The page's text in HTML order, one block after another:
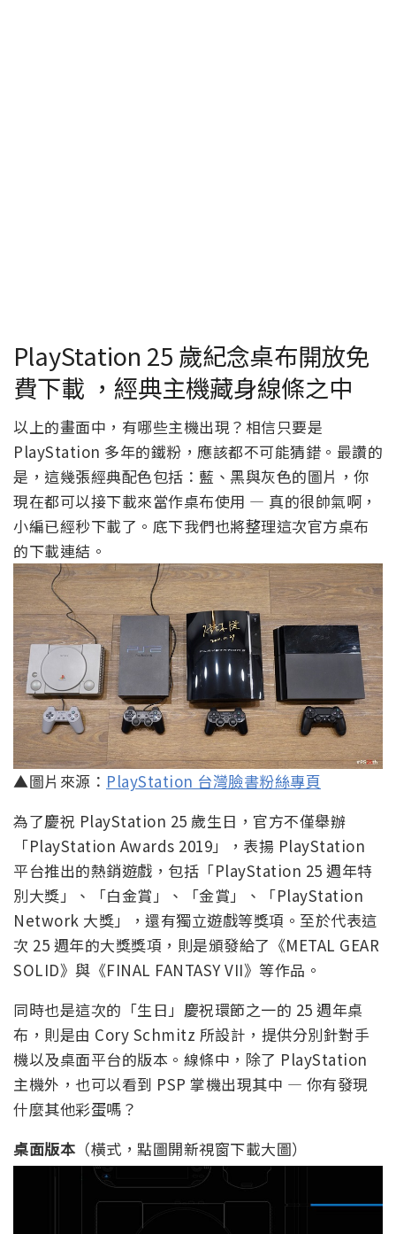
PlayStation 25 歲紀念桌布開放免
費下載 ，經典主機藏身線條之中
以上的畫面中，有哪些主機出現？相信只要是
PlayStation 多年的鐵粉，應該都不可能猜錯。最讚的
是，這幾張經典配色包括：藍、黑與灰色的圖片，你
現在都可以接下載來當作桌布使用 — 真的很帥氣啊，
小編已經秒下載了。底下我們也將整理這次官方桌布
的下載連結。
▲圖片來源： PlayStation 台灣臉書粉絲專頁
為了慶祝 PlayStation 25 歲生日，官方不僅舉辦
「PlayStation Awards 2019」，表揚 PlayStation
平台推出的熱銷遊戲，包括「PlayStation 25 週年特
別大獎」、「白金賞」、「金賞」、「PlayStation
Network 大獎」，還有獨立遊戲等獎項。至於代表這
次 25 週年的大獎獎項，則是頒發給了《METAL GEAR
SOLID》與《FINAL FANTASY VII》等作品。
同時也是這次的「生日」慶祝環節之一的 25 週年桌
布，則是由 Cory Schmitz 所設計，提供分別針對手
機以及桌面平台的版本。線條中，除了 PlayStation
主機外，也可以看到 PSP 掌機出現其中 — 你有發現
什麼其他彩蛋嗎？
桌面版本 （橫式，點圖開新視窗下載大圖）